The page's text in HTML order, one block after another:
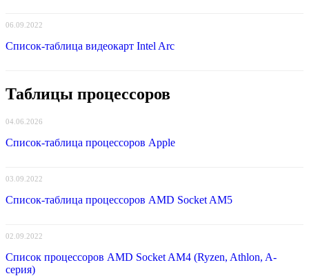
06.09.2022
Список-таблица видеокарт Intel Arc
Таблицы процессоров
04.06.2026
Список-таблица процессоров Apple
03.09.2022
Список-таблица процессоров AMD Socket AM5
02.09.2022
Список процессоров AMD Socket AM4 (Ryzen, Athlon, A-
серия)